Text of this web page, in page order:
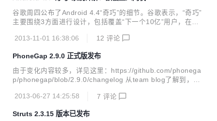
on > Advanced...
谷歌周四公布了Android 4.4“奇巧”的细节。谷歌表示，“奇巧”
主要围绕3方面进行设计，包括覆盖“下一个10亿”用户，在整
展进行开发。 谷歌表示，Android在新兴市场的增长速度达到
系统。这些市场的手机大部分硬件配置较低，例如采用512MB
内存。而“姜饼”系统适合这样的硬件配置。因此“奇巧”的一大
目的是使这些硬件配置较低的手机升级至最新版系统，从而在
整个Android用户群中创造一致的体验。这意味谷歌需要减少
系统占用的资源，对各种预装应用进行调整，并重新思考操作
2013-11-01 16:38:06 12 评论
PhoneGap 2.9.0 正式版发布
由于变化内容较多，详见这里：https://github.com/phonega
p/phonegap/blob/2.9.0/changelog 从team blog了解到，下
gap.com/blog/2013/06/20/coming-soon-phonegap30/ 另外
详见http://log.michaelbrooks.ca/post/phonegap-cli-previe
2013-06-27 14:25:58 7 评论
Struts 2.3.15 版本已发布